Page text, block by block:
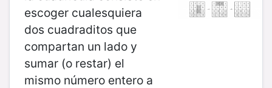
escoger cualesquiera
dos cuadraditos que
compartan un lado y
sumar (o restar) el
mismo número entero a